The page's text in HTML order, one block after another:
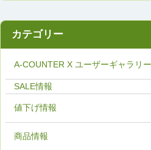
カテゴリー
A-COUNTER X ユーザーギャラリー
値下げ情報
商品情報